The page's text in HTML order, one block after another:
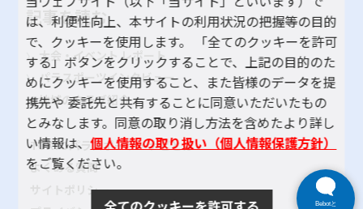
記事を読む
大会・イベント レポート
パラスポーツインタビュー
地域のクラブ紹介
TOKYOパラスポーツ・ナビとは
よくある質問
サイトポリシー
は、利便性向上、本サイトの利用状況の把握等の目的
で、クッキーを使用します。 「全てのクッキーを許可
する」ボタンをクリックすることで、上記の目的のた
めにクッキーを使用すること、また皆様のデータを提
携先や 委託先と共有することに同意いただいたもの
とみなします。同意の取り消し方法を含めたより詳し
い情報は、個人情報の取り扱い（個人情報保護方針）
をご覧ください。
Bebotと